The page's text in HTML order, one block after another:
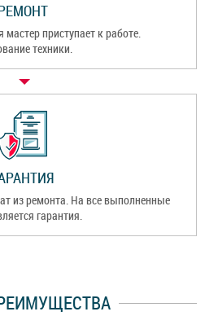
приступает к работе.
техники.
из ремонта. На все выполненные
гарантия.